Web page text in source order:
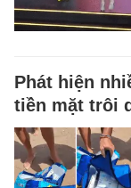
Phát hiện
tiền mặt trôi